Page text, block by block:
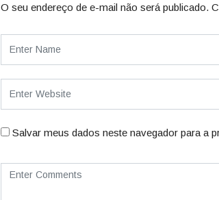
O seu endereço de e-mail não será publicado.
Salvar meus dados neste navegador para a